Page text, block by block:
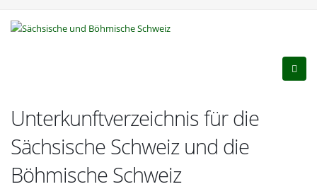
Unterkunftverzeichnis für die
Sächsische Schweiz und die
Böhmische Schweiz